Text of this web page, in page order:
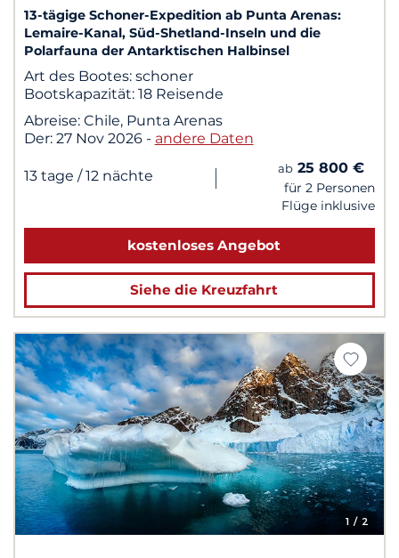
13-tägige Schoner-Expedition ab Punta Arenas:
Lemaire-Kanal, Süd-Shetland-Inseln und die
Polarfauna der Antarktischen Halbinsel
Art des Bootes: schoner
Bootskapazität: 18 Reisende
Abreise: Chile, Punta Arenas
Der: 27 Nov 2026 - andere Daten
13 tage / 12 nächte | ab 25 800 €
für 2 Personen
Flüge inklusive
kostenloses Angebot
Siehe die Kreuzfahrt
1 / 2